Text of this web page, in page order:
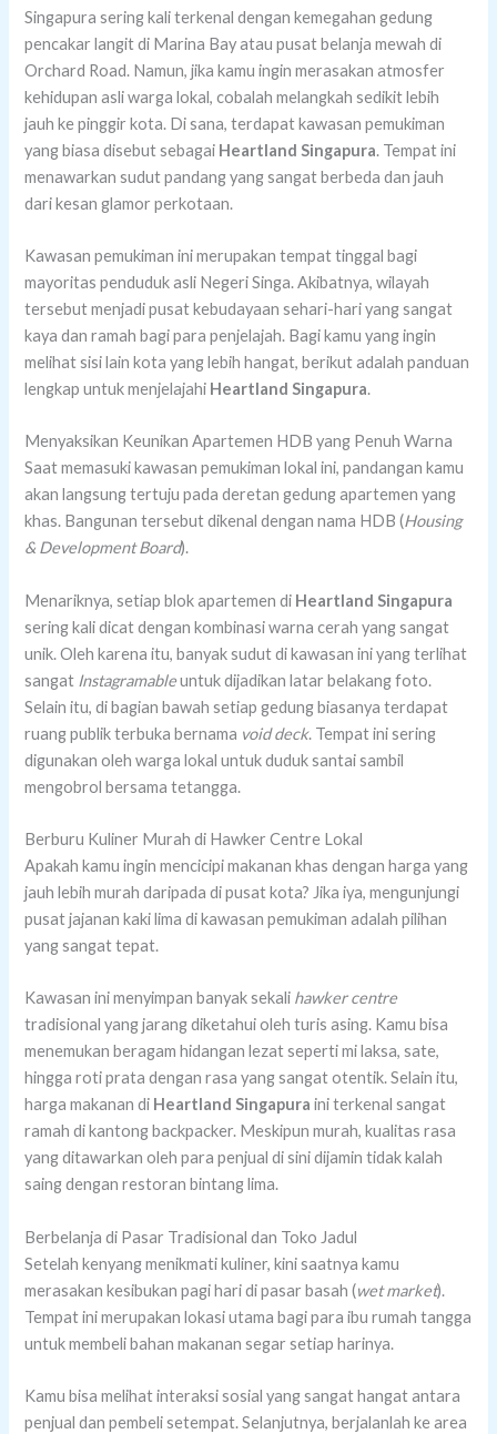
Singapura sering kali terkenal dengan kemegahan gedung
pencakar langit di Marina Bay atau pusat belanja mewah di
Orchard Road. Namun, jika kamu ingin merasakan atmosfer
kehidupan asli warga lokal, cobalah melangkah sedikit lebih
jauh ke pinggir kota. Di sana, terdapat kawasan pemukiman
yang biasa disebut sebagai Heartland Singapura. Tempat ini
menawarkan sudut pandang yang sangat berbeda dan jauh
dari kesan glamor perkotaan.
Kawasan pemukiman ini merupakan tempat tinggal bagi
mayoritas penduduk asli Negeri Singa. Akibatnya, wilayah
tersebut menjadi pusat kebudayaan sehari-hari yang sangat
kaya dan ramah bagi para penjelajah. Bagi kamu yang ingin
melihat sisi lain kota yang lebih hangat, berikut adalah panduan
lengkap untuk menjelajahi Heartland Singapura.
Menyaksikan Keunikan Apartemen HDB yang Penuh Warna
Saat memasuki kawasan pemukiman lokal ini, pandangan kamu
akan langsung tertuju pada deretan gedung apartemen yang
khas. Bangunan tersebut dikenal dengan nama HDB (Housing
& Development Board).
Menariknya, setiap blok apartemen di Heartland Singapura
sering kali dicat dengan kombinasi warna cerah yang sangat
unik. Oleh karena itu, banyak sudut di kawasan ini yang terlihat
sangat Instagramableuntuk dijadikan latar belakang foto.
Selain itu, di bagian bawah setiap gedung biasanya terdapat
ruang publik terbuka bernama void deck. Tempat ini sering
digunakan oleh warga lokal untuk duduk santai sambil
mengobrol bersama tetangga.
Berburu Kuliner Murah di Hawker Centre Lokal
Apakah kamu ingin mencicipi makanan khas dengan harga yang
jauh lebih murah daripada di pusat kota? Jika iya, mengunjungi
pusat jajanan kaki lima di kawasan pemukiman adalah pilihan
yang sangat tepat.
Kawasan ini menyimpan banyak sekali hawker centre
tradisional yang jarang diketahui oleh turis asing. Kamu bisa
menemukan beragam hidangan lezat seperti mi laksa, sate,
hingga roti prata dengan rasa yang sangat otentik. Selain itu,
harga makanan di Heartland Singapura ini terkenal sangat
ramah di kantong backpacker. Meskipun murah, kualitas rasa
yang ditawarkan oleh para penjual di sini dijamin tidak kalah
saing dengan restoran bintang lima.
Berbelanja di Pasar Tradisional dan Toko Jadul
Setelah kenyang menikmati kuliner, kini saatnya kamu
merasakan kesibukan pagi hari di pasar basah (wet market).
Tempat ini merupakan lokasi utama bagi para ibu rumah tangga
untuk membeli bahan makanan segar setiap harinya.
Kamu bisa melihat interaksi sosial yang sangat hangat antara
penjual dan pembeli setempat. Selanjutnya, berjalanlah ke area